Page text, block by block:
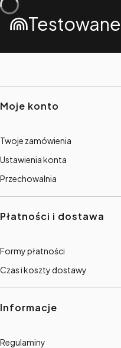
Linki w stopce
Moje konto
Twoje zamówienia
Ustawienia konta
Przechowalnia
Płatności i dostawa
Formy płatności
Czas i koszty dostawy
Informacje
Regulaminy